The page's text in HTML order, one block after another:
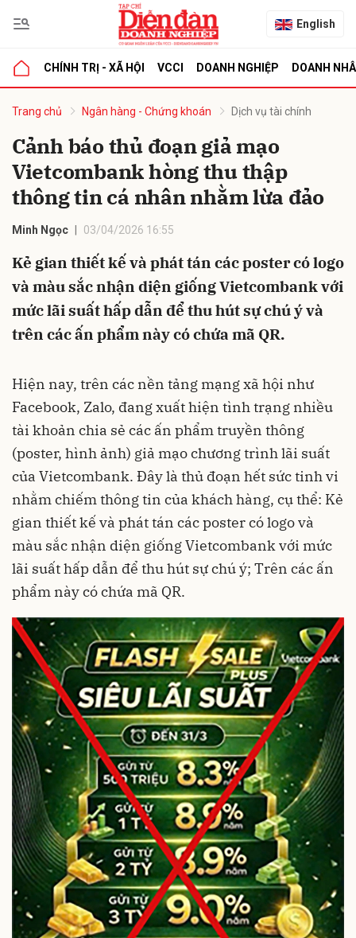
English
CHÍNH TRỊ - XÃ HỘI VCCI DOANH NGHIỆP DOANH
Trang chủ Ngân hàng - Chứng khoán Dịch vụ tài chính
Cảnh báo thủ đoạn giả mạo
Vietcombank hòng thu thập
thông tin cá nhân nhằm lừa đảo
Minh Ngọc 03/04/2026 16:55
Kẻ gian thiết kế và phát tán các poster có logo
và màu sắc nhận diện giống Vietcombank với
mức lãi suất hấp dẫn để thu hút sự chú ý và
trên các ấn phẩm này có chứa mã QR.
Hiện nay, trên các nền tảng mạng xã hội như
Facebook, Zalo, đang xuất hiện tình trạng nhiều
tài khoản chia sẻ các ấn phẩm truyền thông
(poster, hình ảnh) giả mạo chương trình lãi suất
của Vietcombank. Đây là thủ đoạn hết sức tinh vi
nhằm chiếm thông tin của khách hàng, cụ thể: Kẻ
gian thiết kế và phát tán các poster có logo và
màu sắc nhận diện giống Vietcombank với mức
lãi suất hấp dẫn để thu hút sự chú ý; Trên các ấn
phẩm này có chứa mã QR.
luận
Hủy